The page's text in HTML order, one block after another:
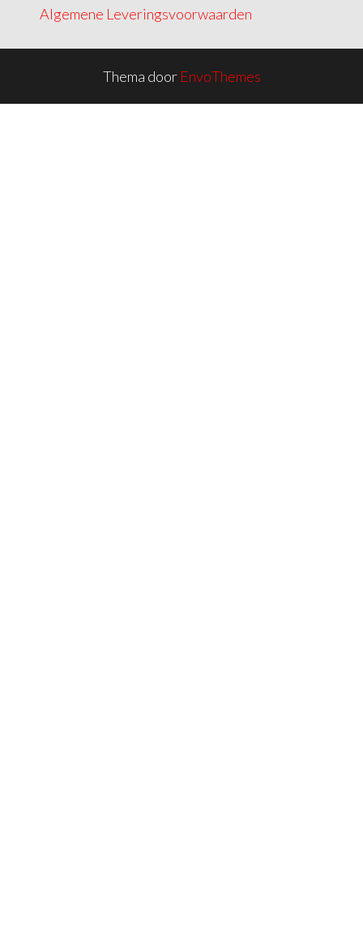
Algemene Leveringsvoorwaarden
Thema door EnvoThemes